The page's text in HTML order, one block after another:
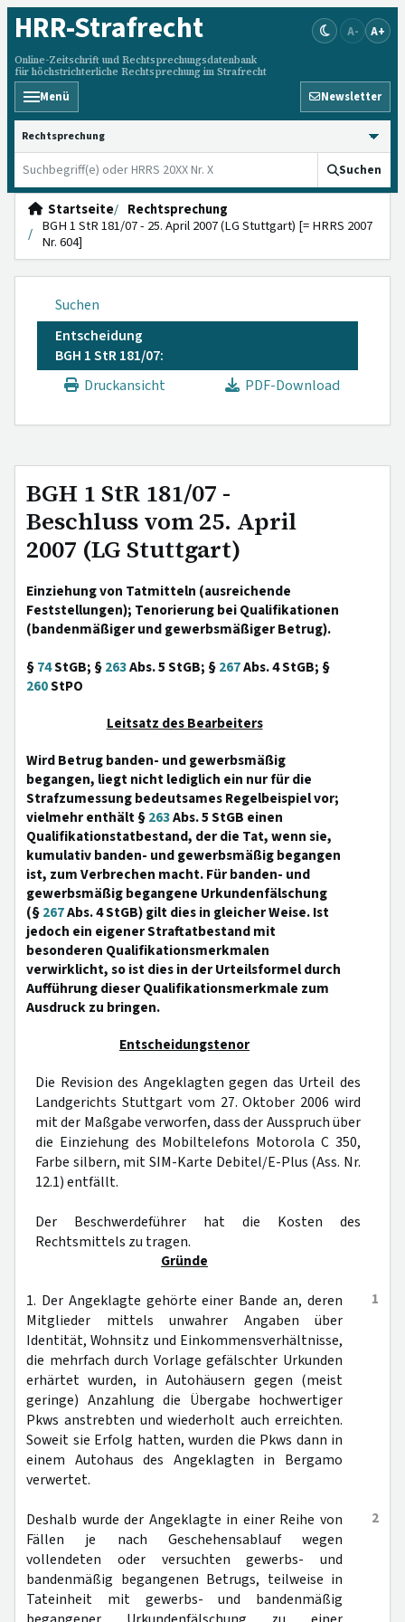
HRR-Strafrecht
Online-Zeitschrift und Rechtsprechungsdatenbank
für höchstrichterliche Rechtsprechung im Strafrecht
A- A+
Menü Newsletter
HRRS durchsuchen
Suchen
Startseite
Rechtsprechung
BGH 1 StR 181/07 - 25. April 2007 (LG Stuttgart) [= HRRS 2007
Nr. 604]
Suchen
Entscheidung
BGH 1 StR 181/07:
Druckansicht
PDF-Download
BGH 1 StR 181/07 -
Beschluss vom 25. April
2007 (LG Stuttgart)
Einziehung von Tatmitteln (ausreichende
Feststellungen); Tenorierung bei Qualifikationen
(bandenmäßiger und gewerbsmäßiger Betrug).
§74StGB; §263Abs. 5 StGB; §267Abs. 4 StGB; §
260StPO
Leitsatz des Bearbeiters
Wird Betrug banden- und gewerbsmäßig
begangen, liegt nicht lediglich ein nur für die
Strafzumessung bedeutsames Regelbeispiel vor;
vielmehr enthält §263Abs. 5 StGB einen
Qualifikationstatbestand, der die Tat, wenn sie,
kumulativ banden- und gewerbsmäßig begangen
ist, zum Verbrechen macht. Für banden- und
gewerbsmäßig begangene Urkundenfälschung
(§267Abs. 4 StGB) gilt dies in gleicher Weise. Ist
jedoch ein eigener Straftatbestand mit
besonderen Qualifikationsmerkmalen
verwirklicht, so ist dies in der Urteilsformel durch
Aufführung dieser Qualifikationsmerkmale zum
Ausdruck zu bringen.
Entscheidungstenor
Die Revision des Angeklagten gegen das Urteil des
Landgerichts Stuttgart vom 27. Oktober 2006 wird
mit der Maßgabe verworfen, dass der Ausspruch über
die Einziehung des Mobiltelefons Motorola C 350,
Farbe silbern, mit SIM-Karte Debitel/E-Plus (Ass. Nr.
12.1) entfällt.
Der Beschwerdeführer hat die Kosten des
Rechtsmittels zu tragen.
Gründe
1
1. Der Angeklagte gehörte einer Bande an, deren
Mitglieder mittels unwahrer Angaben über
Identität, Wohnsitz und Einkommensverhältnisse,
die mehrfach durch Vorlage gefälschter Urkunden
erhärtet wurden, in Autohäusern gegen (meist
geringe) Anzahlung die Übergabe hochwertiger
Pkws anstrebten und wiederholt auch erreichten.
Soweit sie Erfolg hatten, wurden die Pkws dann in
einem Autohaus des Angeklagten in Bergamo
verwertet.
2
Deshalb wurde der Angeklagte in einer Reihe von
Fällen je nach Geschehensablauf wegen
vollendeten oder versuchten gewerbs- und
bandenmäßig begangenen Betrugs, teilweise in
Tateinheit mit gewerbs- und bandenmäßig